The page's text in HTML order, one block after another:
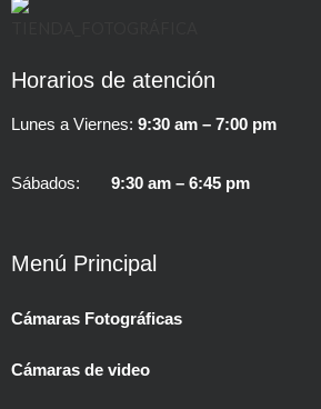
Horarios de atención
Lunes a Viernes: 9:30 am – 7:00 pm
Sábados: 9:30 am – 6:45 pm
Menú Principal
Cámaras Fotográficas
Cámaras de video